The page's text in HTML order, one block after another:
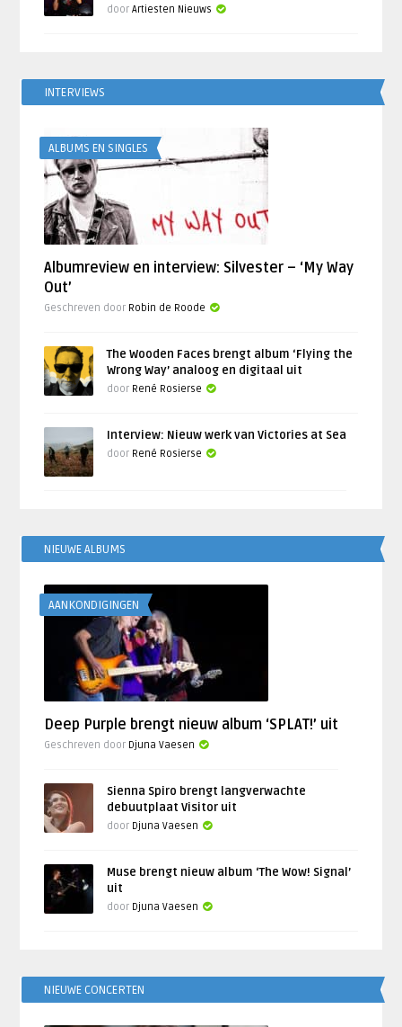
doorArtiesten Nieuws
INTERVIEWS
ALBUMS EN SINGLES
Albumreview en interview: Silvester – ‘My Way
Out’
Geschreven door Robin de Roode
The Wooden Faces brengt album ‘Flying the
Wrong Way’ analoog en digitaal uit
door René Rosierse
Interview: Nieuw werk van Victories at Sea
door René Rosierse
NIEUWE ALBUMS
AANKONDIGINGEN
Deep Purple brengt nieuw album ‘SPLAT!’ uit
Geschreven door Djuna Vaesen
Sienna Spiro brengt langverwachte
debuutplaat Visitor uit
door Djuna Vaesen
Muse brengt nieuw album ‘The Wow! Signal’
uit
door Djuna Vaesen
NIEUWE CONCERTEN